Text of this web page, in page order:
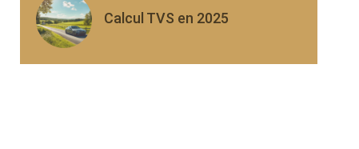
Calcul TVS en 2025